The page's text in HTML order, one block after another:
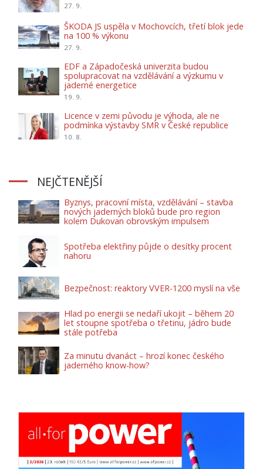
27. 9.
ŠKODA JS uspěla v Mochovcích, třetí blok jede
na 100 % výkonu
27. 9.
EDF a Západočeská univerzita budou
spolupracovat na vzdělávání a výzkumu v
jaderné energetice
19. 9.
Licence v zemi původu je výhoda, ale ne
podmínka výstavby SMR v České republice
10. 8.
NEJČTENĚJŠÍ
Byznys, pracovní místa, vzdělávání – stavba
nových jaderných bloků bude pro region
kolem Dukovan obrovským impulsem
Spotřeba elektřiny půjde o desítky procent
nahoru
Bezpečnost: reaktory VVER-1200 myslí na vše
Hlad po energii se nedaří ukojit – během 20
let stoupne spotřeba o třetinu, jádro bude
stále potřeba
Za minutu dvanáct – hrozí konec českého
jaderného know-how?